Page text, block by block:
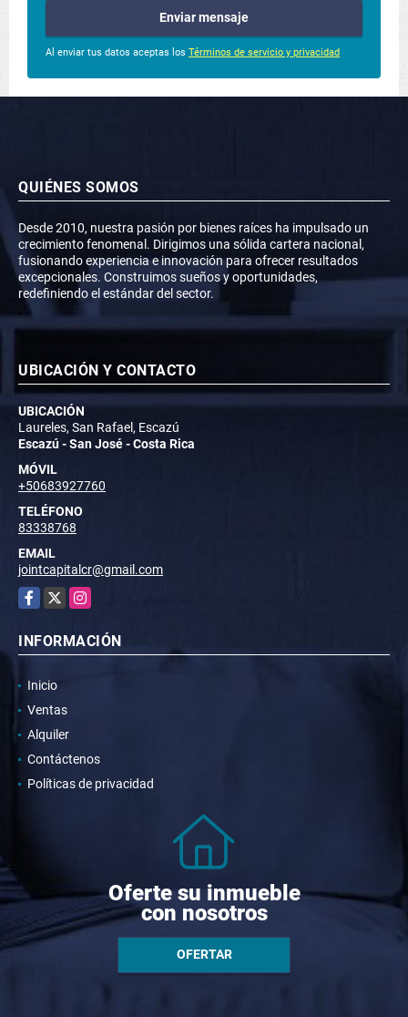
Enviar mensaje
Al enviar tus datos aceptas los Términos de servicio y privacidad
QUIÉNES SOMOS
Desde 2010, nuestra pasión por bienes raíces ha impulsado un
crecimiento fenomenal. Dirigimos una sólida cartera nacional,
fusionando experiencia e innovación para ofrecer resultados
excepcionales. Construimos sueños y oportunidades,
redefiniendo el estándar del sector.
UBICACIÓN Y CONTACTO
UBICACIÓN
Laureles, San Rafael, Escazú
Escazú - San José - Costa Rica
MÓVIL
+50683927760
TELÉFONO
83338768
EMAIL
jointcapitalcr@gmail.com
Facebook
X Instagram
INFORMACIÓN
Inicio
Ventas
Alquiler
Contáctenos
Políticas de privacidad
Oferte su inmueble
con nosotros
OFERTAR